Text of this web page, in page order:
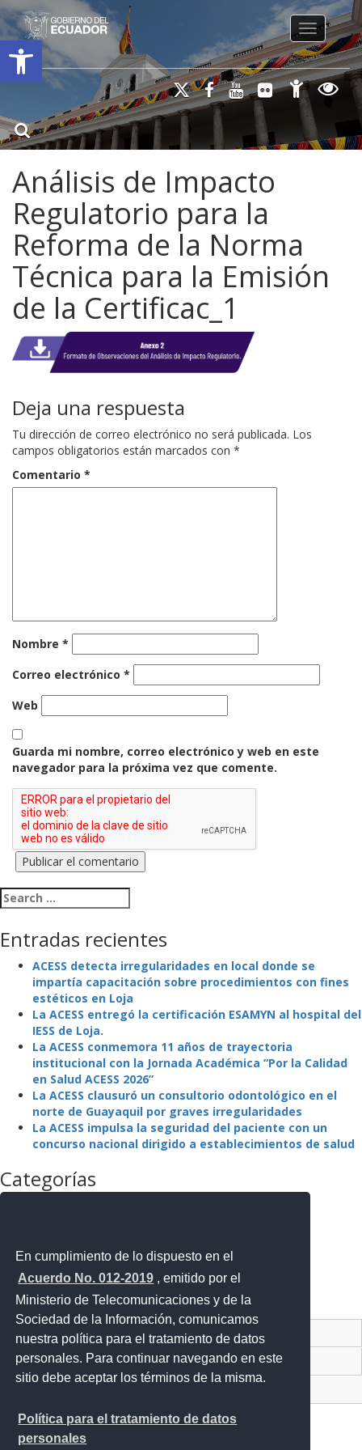
En cumplimiento de lo dispuesto en el
Acuerdo No. 012-2019 , emitido por el
Ministerio de Telecomunicaciones y de la
Sociedad de la Información, comunicamos
nuestra política para el tratamiento de datos
personales. Para continuar navegando en este
sitio debe aceptar los términos de la misma.
Política para el tratamiento de datos
personales
Open toolbar
Toggle
Análisis de Impacto
Regulatorio para la
Reforma de la Norma
Técnica para la Emisión
de la Certificac_1
Deja una respuesta
Tu dirección de correo electrónico no será publicada. Los
campos obligatorios están marcados con *
Comentario *
Nombre *
Correo electrónico *
Web
Guarda mi nombre, correo electrónico y web en este
navegador para la próxima vez que comente.
Search for:
Entradas recientes
ACESS detecta irregularidades en local donde se
impartía capacitación sobre procedimientos con fines
estéticos en Loja
La ACESS entregó la certificación ESAMYN al hospital del
IESS de Loja.
La ACESS conmemora 11 años de trayectoria
institucional con la Jornada Académica “Por la Calidad
en Salud ACESS 2026”
La ACESS clausuró un consultorio odontológico en el
norte de Guayaquil por graves irregularidades
La ACESS impulsa la seguridad del paciente con un
concurso nacional dirigido a establecimientos de salud
Categorías
Noticias
Noticias Destacadas
Programas y Servicios
Sin categoría
Contacto Ciudadano Digital
Portal Trámites Ciudadanos
Sistema Nacional de Información (SNI)